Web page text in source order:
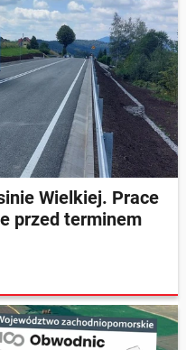
Wielkiej. Prace
przed terminem